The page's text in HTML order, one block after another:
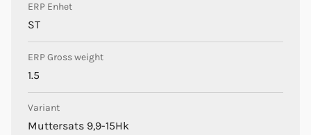
ERP Enhet
ST
ERP Gross weight
1.5
Variant
Muttersats 9,9-15Hk